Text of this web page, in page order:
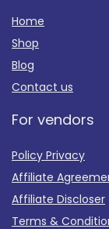
Home
Shop
Blog
Contact us
For vendors
Policy Privacy
Affiliate
Affiliate Discloser
Terms &